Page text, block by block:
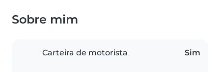
Sobre mim
Carteira de motorista Sim